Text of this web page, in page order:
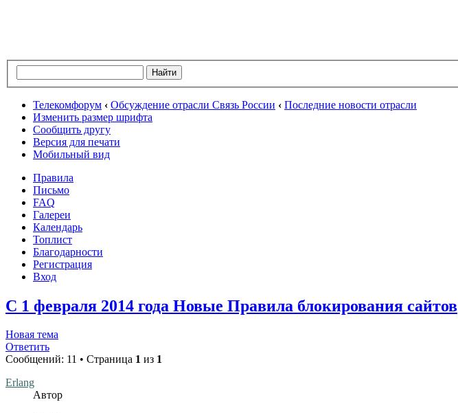
Телекомфорум ‹ Обсуждение отрасли Связь России ‹ Последние новости отрасли
Изменить размер шрифта
Сообщить другу
Версия для печати
Мобильный вид
Правила
Письмо
FAQ
Галереи
Календарь
Топлист
Благодарности
Регистрация
Вход
С 1 февраля 2014 года Новые Правила блокирования сайтов
Новая тема
Ответить
Сообщений: 11 • Страница 1 из 1
Erlang
Автор